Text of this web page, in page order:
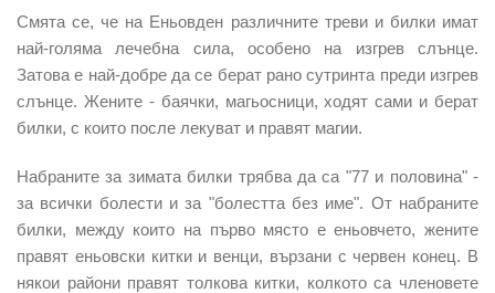
Смята се, че на Еньовден различните треви и билки имат
най-голяма лечебна сила, особено на изгрев слънце.
Затова е най-добре да се берат рано сутринта преди изгрев
слънце. Жените - баячки, магьосници, ходят сами и берат
билки, с които после лекуват и правят магии.
Набраните за зимата билки трябва да са "77 и половина" -
за всички болести и за "болестта без име". От набраните
билки, между които на първо място е еньовчето, жените
правят еньовски китки и венци, вързани с червен конец. В
някои райони правят толкова китки, колкото са членовете